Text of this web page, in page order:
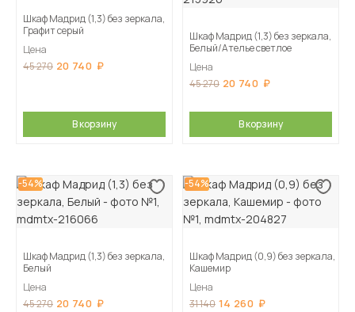
Шкаф Мадрид (1,3) без зеркала,
Графит серый
Цена
45 270 20 740
В корзину
Шкаф Мадрид (1,3) без зеркала,
Белый/Ателье светлое
Цена
45 270 20 740
В корзину
-54%
Шкаф Мадрид (1,3) без зеркала,
Белый
Цена
45 270 20 740
-54%
Шкаф Мадрид (0,9) без зеркала,
Кашемир
Цена
31 140 14 260